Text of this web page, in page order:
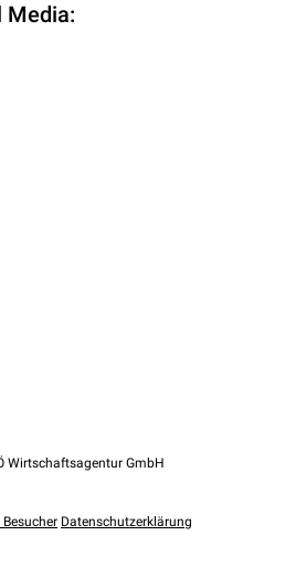
Media:
Wirtschaftsagentur GmbH
Besucher Datenschutzerklärung